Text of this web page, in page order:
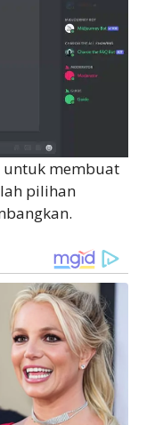
untuk membuat
pilihan